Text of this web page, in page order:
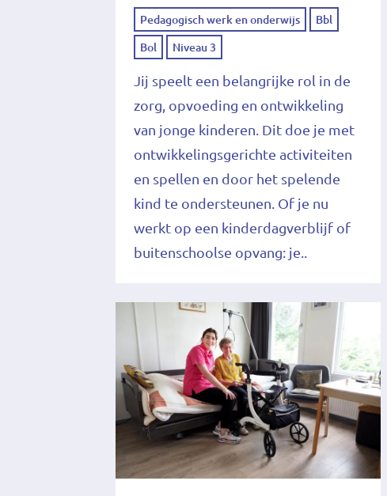
Pedagogisch werk en onderwijs Bbl
Bol Niveau 3
Jij speelt een belangrijke rol in de
zorg, opvoeding en ontwikkeling
van jonge kinderen. Dit doe je met
ontwikkelingsgerichte activiteiten
en spellen en door het spelende
kind te ondersteunen. Of je nu
werkt op een kinderdagverblijf of
buitenschoolse opvang: je..